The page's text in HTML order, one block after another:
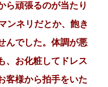
ら頑張るのが当たり
ンネリだとか、飽き
んでした。体調が悪
、お化粧してドレス
客様から拍手をいた